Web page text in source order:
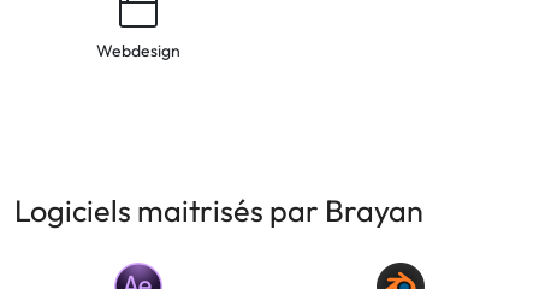
Webdesign
Logiciels maitrisés par Brayan